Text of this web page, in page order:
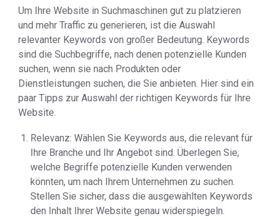
Um Ihre Website in Suchmaschinen gut zu platzieren
und mehr Traffic zu generieren, ist die Auswahl
relevanter Keywords von großer Bedeutung. Keywords
sind die Suchbegriffe, nach denen potenzielle Kunden
suchen, wenn sie nach Produkten oder
Dienstleistungen suchen, die Sie anbieten. Hier sind ein
paar Tipps zur Auswahl der richtigen Keywords für Ihre
Website.
Relevanz: Wählen Sie Keywords aus, die relevant für
Ihre Branche und Ihr Angebot sind. Überlegen Sie,
welche Begriffe potenzielle Kunden verwenden
könnten, um nach Ihrem Unternehmen zu suchen.
Stellen Sie sicher, dass die ausgewählten Keywords
den Inhalt Ihrer Website genau widerspiegeln.